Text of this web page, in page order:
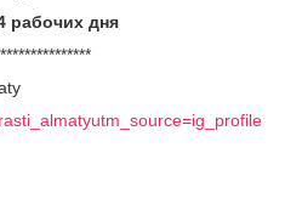
рабочих дня